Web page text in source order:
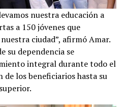
nuestra educación a
a 150 jóvenes que
ciudad”, afirmó Amar.
su dependencia se
integral durante todo el
de los beneficiarios hasta su